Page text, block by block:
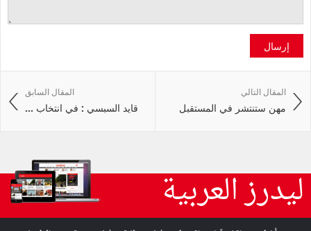
إرسال
المقال السابق
قايد السبسي : في انتخاب ...
المقال التالي
مهن ستنتشر في المستقبل
ليدرز العربية